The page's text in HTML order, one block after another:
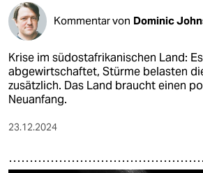
Kommentar von Dominic
Krise im südostafrikanischen Land:
abgewirtschaftet, Stürme belasten
zusätzlich. Das Land braucht einen
Neuanfang.
23.12.2024